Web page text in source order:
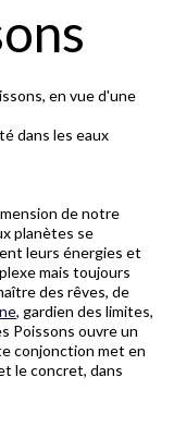
en vue d'une
dans les eaux
de notre
planètes se
leurs énergies et
mais toujours
des rêves, de
, gardien des limites,
Poissons ouvre un
conjonction met en
le concret, dans